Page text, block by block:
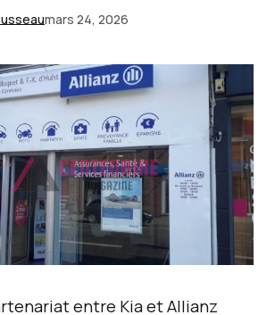
mars 24, 2026
entre Kia et Allianz